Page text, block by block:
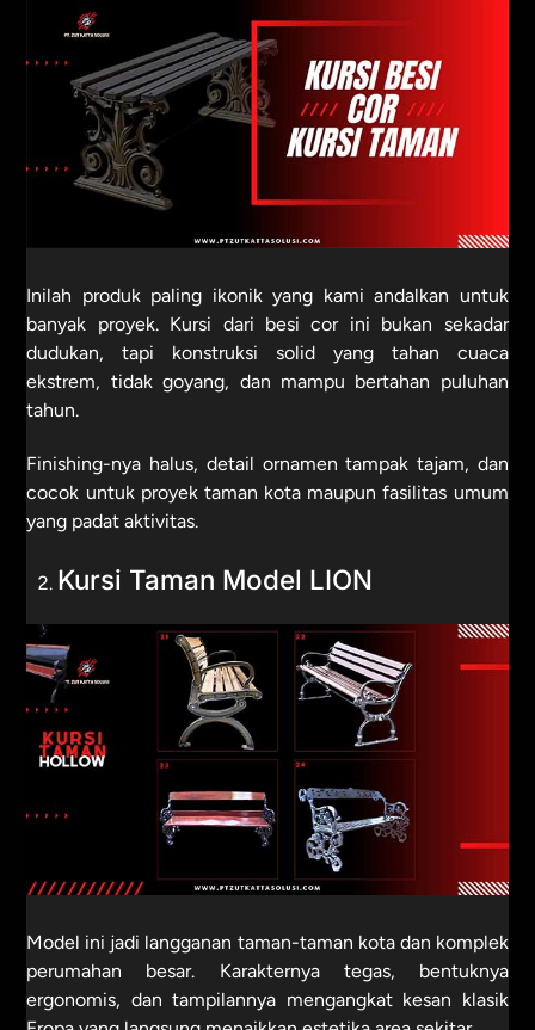
Inilah produk paling ikonik yang kami andalkan untuk
banyak proyek. Kursi dari besi cor ini bukan sekadar
dudukan, tapi konstruksi solid yang tahan cuaca
ekstrem, tidak goyang, dan mampu bertahan puluhan
tahun.
Finishing-nya halus, detail ornamen tampak tajam, dan
cocok untuk proyek taman kota maupun fasilitas umum
yang padat aktivitas.
Kursi Taman Model LION
Model ini jadi langganan taman-taman kota dan komplek
perumahan besar. Karakternya tegas, bentuknya
ergonomis, dan tampilannya mengangkat kesan klasik